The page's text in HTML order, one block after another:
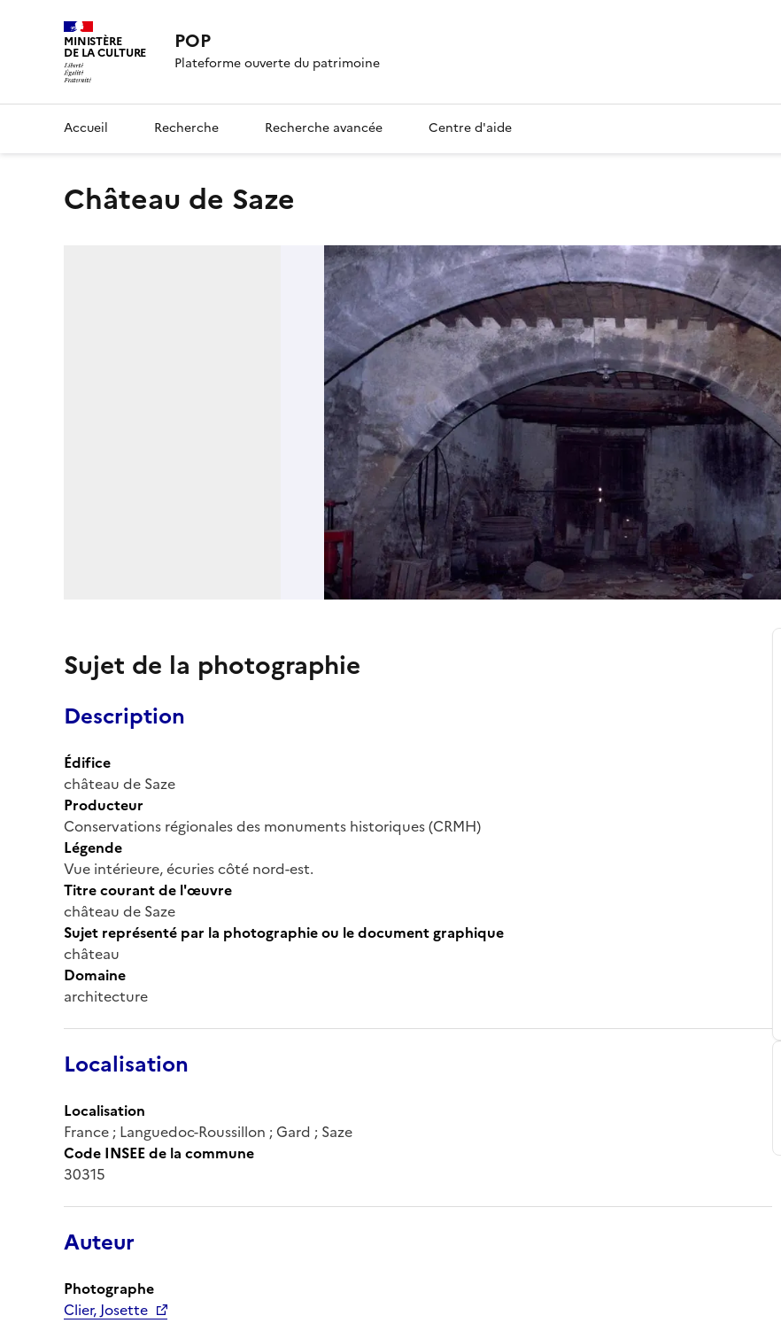
MINISTÈRE
DE LA CULTURE POP
Plateforme ouverte du patrimoine
Accueil Recherche Recherche avancée Centre d'aide
château de Saze
Sujet de la photographie
Description
Édifice
château de Saze
Producteur
Conservations régionales des monuments historiques (CRMH)
Légende
Vue intérieure, écuries côté nord-est.
Titre courant de l'œuvre
château de Saze
Sujet représenté par la photographie ou le document graphique
château
Domaine
architecture
Localisation
Localisation
France ; Languedoc-Roussillon ; Gard ; Saze
Code INSEE de la commune
30315
Auteur
Photographe
Clier, Josette